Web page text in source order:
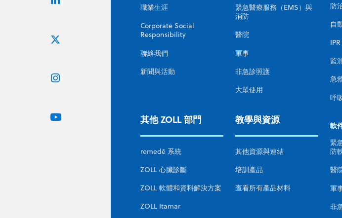
職業生涯
Corporate Social
Responsibility
聯絡我們
新聞與活動
緊急醫療服務（EMS）與
消防
醫院
軍事
非急診照護
大眾使用
其他 ZOLL 部門
remedē 系統
ZOLL 心臟診斷
ZOLL 軟體和資料解決方案
ZOLL Itamar
教學與資源
其他資源與連結
培訓產品
查看所有產品材料
防
自
監
急
呼
軟
緊
防
醫
軍
非